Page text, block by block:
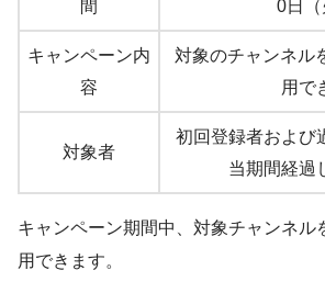
間 0日（
キャンペーン内
容
対象のチャンネル
用で
対象者
初回登録者および
当期間経過
キャンペーン期間中、対象チャンネル
用できます。